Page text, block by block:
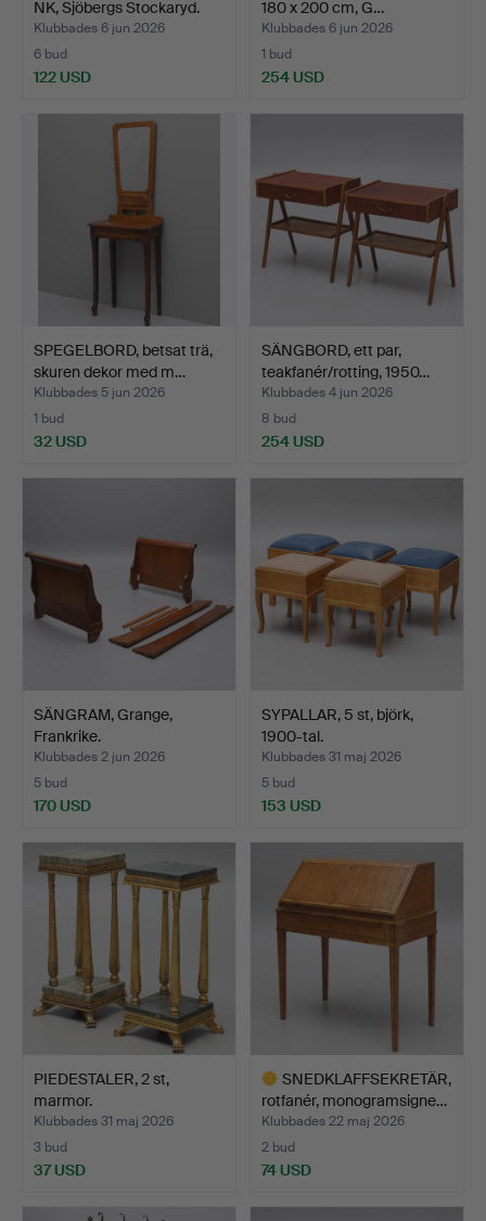
NK, Sjöbergs Stockaryd.
Klubbades 6 jun 2026
6 bud
122 USD
180 x 200 cm, G…
Klubbades 6 jun 2026
1 bud
254 USD
SPEGELBORD, betsat trä,
skuren dekor med m…
Klubbades 5 jun 2026
1 bud
32 USD
SÄNGBORD, ett par,
teakfanér/rotting, 1950…
Klubbades 4 jun 2026
8 bud
254 USD
SÄNGRAM, Grange,
Frankrike.
Klubbades 2 jun 2026
5 bud
170 USD
SYPALLAR, 5 st, björk,
1900-tal.
Klubbades 31 maj 2026
5 bud
153 USD
PIEDESTALER, 2 st,
marmor.
Klubbades 31 maj 2026
3 bud
37 USD
SNEDKLAFFSEKRETÄR,
rotfanér, monogramsigne…
Klubbades 22 maj 2026
2 bud
74 USD